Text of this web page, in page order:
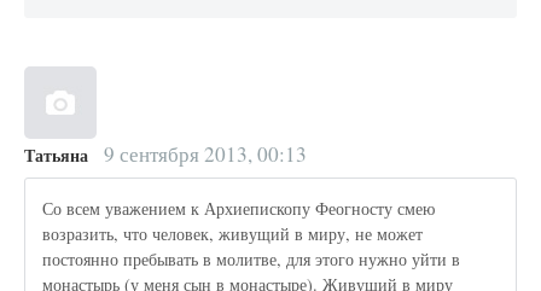
Татьяна 9 сентября 2013, 00:13
Со всем уважением к Архиепископу Феогносту смею
возразить, что человек, живущий в миру, не может
постоянно пребывать в молитве, для этого нужно уйти в
монастырь (у меня сын в монастыре). Живущий в миру